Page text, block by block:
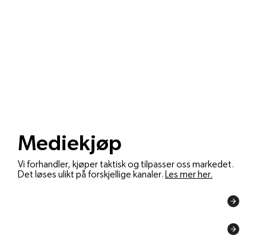
Mediekjøp
Vi forhandler, kjøper taktisk og tilpasser oss markedet.
Det løses ulikt på forskjellige kanaler. Les mer her.